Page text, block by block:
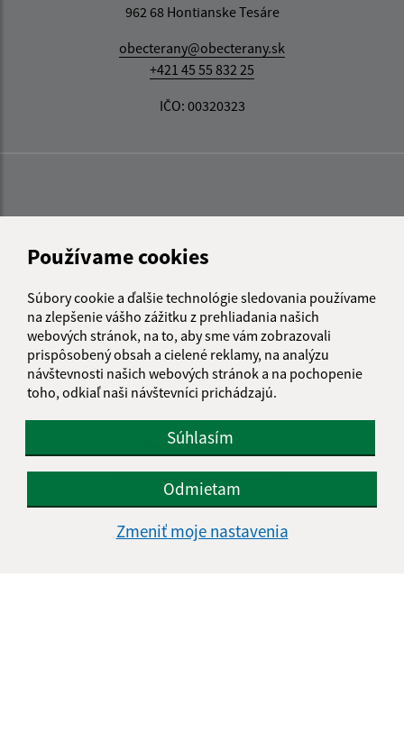
Používame cookies
Súbory cookie a ďalšie technológie sledovania používame
na zlepšenie vášho zážitku z prehliadania našich
webových stránok, na to, aby sme vám zobrazovali
prispôsobený obsah a cielené reklamy, na analýzu
návštevnosti našich webových stránok a na pochopenie
toho, odkiaľ naši návštevníci prichádzajú.
Súhlasím
Odmietam
Zmeniť moje nastavenia
962 68 Hontianske Tesáre
obecterany@obecterany.sk
+421 45 55 832 25
IČO: 00320323
Informácie o stránke:
Vyhlásenie o prístupnosti
Autorské práva
Ochrana osobných údajov